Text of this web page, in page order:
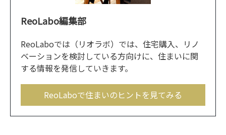
ReoLabo編集部
ReoLaboでは（リオラボ）では、住宅購入、リノ
ベーションを検討している方向けに、住まいに関
する情報を発信していきます。
ReoLaboで住まいのヒントを見てみる